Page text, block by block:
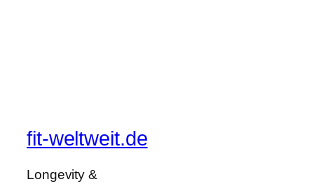
fit-weltweit.de
Longevity &